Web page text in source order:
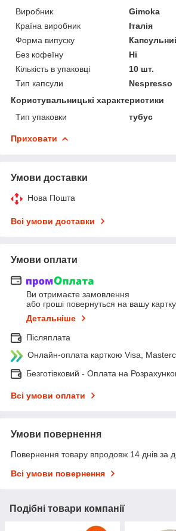
Виробник
Gimoka
Країна виробник
Італія
Форма випуску
Без кофеїну
Ні
Кількість в упаковці
10 шт.
Тип капсули
Nespresso
Користувальницькі характеристики
Тип упаковки
тубус
Приховати
Умови доставки
Нова Пошта
Всі умови доставки
Умови оплати
Ви отримаєте замовлення
або гроші повернуться на вашу картку
Детальніше
Післяплата
Онлайн-оплата карткою Visa,
Безготівковий - Оплата на
Всі умови оплати
Умови повернення
Повернення товару впродовж 14 днів за
Всі умови повернення
Подібні товари компанії